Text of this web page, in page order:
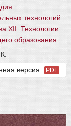
технологий.
XII. Технологии
образования.
версия
PDF